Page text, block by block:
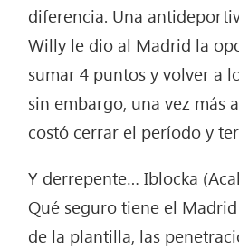
diferencia. Una
Willy le dio al Madrid la
sumar 4 puntos y volver a
sin embargo, una vez más
costó cerrar el período y
Y derrepente… Iblocka
Qué seguro tiene el
de la plantilla, las